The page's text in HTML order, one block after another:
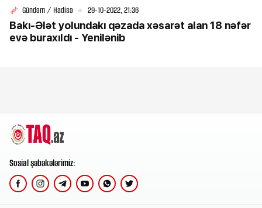
Gündəm / Hadisə 29-10-2022, 21:36
Bakı-Ələt yolundakı qəzada xəsarət alan 18 nəfər
evə buraxıldı - Yenilənib
Sosial şəbəkələrimiz: